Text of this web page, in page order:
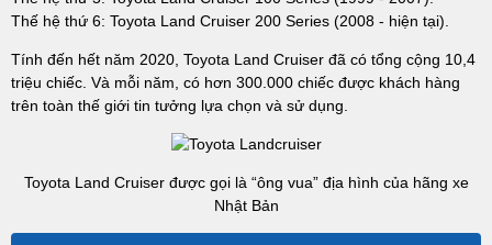
Thế hệ thứ 6: Toyota Land Cruiser 200 Series (2008 - hiện tại).
Tính đến hết năm 2020, Toyota Land Cruiser đã có tổng cộng 10,4
triệu chiếc. Và mỗi năm, có hơn 300.000 chiếc được khách hàng
trên toàn thế giới tin tưởng lựa chọn và sử dụng.
Toyota Land Cruiser được gọi là “ông vua” địa hình của hãng xe
Nhật Bản